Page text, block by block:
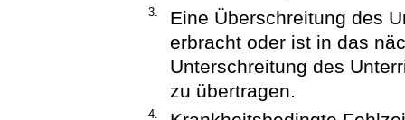
3.
Eine Überschreitung des
erbracht oder ist in das
Unterschreitung des
zu übertragen.
4.